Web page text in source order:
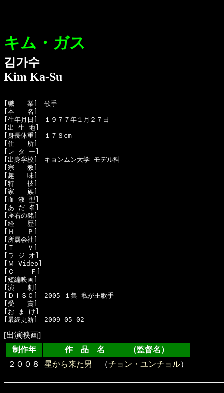
キム・ガス
김가수
Kim Ka-Su
[職　　業]　歌手
[本　　名]
[生年月日]　１９７７年１月２７日
[出 生 地]
[身長体重]　１７８cm
[住　　所]
[レ タ ー]
[出身学校]　キョンムン大学 モデル科
[宗　　教]
[趣　　味]
[特　　技]
[家　　族]
[血 液 型]
[あ だ 名]
[座右の銘]
[経　　歴]
[Ｈ　　Ｐ]
[所属会社]
[Ｔ　　Ｖ]
[ラ ジ オ]
[Ｍ-Video]
[Ｃ    Ｆ]
[短編映画]
[演　　劇]
[ＤＩＳＣ]　2005 １集 私が王歌手
[受　　賞]
[お ま け]
[出演映画]
制作年
作 品 名 （監督名）
２００８
星から来た男 （チョン・ユンチョル）